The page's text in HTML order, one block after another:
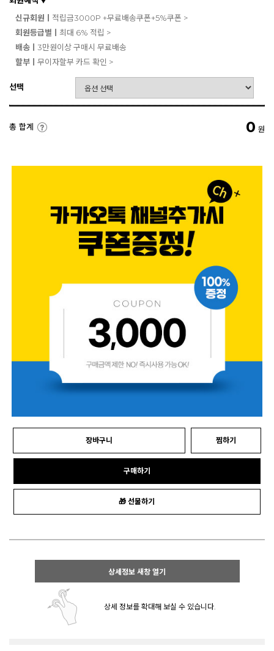
신규회원ㅣ 적립금3000P +무료배송쿠폰+5%쿠폰 >
회원등급별ㅣ 최대 6% 적립 >
배송ㅣ 3만원이상 구매시 무료배송
할부ㅣ 무이자할부 카드 확인 >
선택
총 합계 0 원
장바구니 찜하기
구매하기
🎁 선물하기
상세정보 새창 열기
상세 정보를 확대해 보실 수 있습니다.